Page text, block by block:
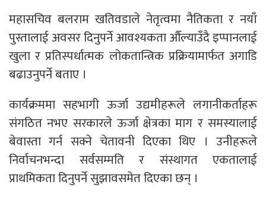
महासचिव बलराम खतिवडाले नेतृत्वमा नैतिकता र नयाँ
पुस्तालाई अवसर दिनुपर्ने आवश्यकता औँल्याउँदै इप्पानलाई
खुला र प्रतिस्पर्धात्मक लोकतान्त्रिक प्रक्रियामार्फत अगाडि
बढाउनुपर्ने बताए ।
कार्यक्रममा सहभागी ऊर्जा उद्यमीहरूले लगानीकर्ताहरू
संगठित नभए सरकारले ऊर्जा क्षेत्रका माग र समस्यालाई
बेवास्ता गर्न सक्ने चेतावनी दिएका थिए । उनीहरूले
निर्वाचनभन्दा सर्वसम्मति र संस्थागत एकतालाई
प्राथमिकता दिनुपर्ने सुझावसमेत दिएका छन् ।